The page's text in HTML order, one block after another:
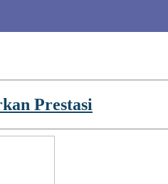
Prestasi